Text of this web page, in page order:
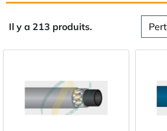
Il y a 213 produits.